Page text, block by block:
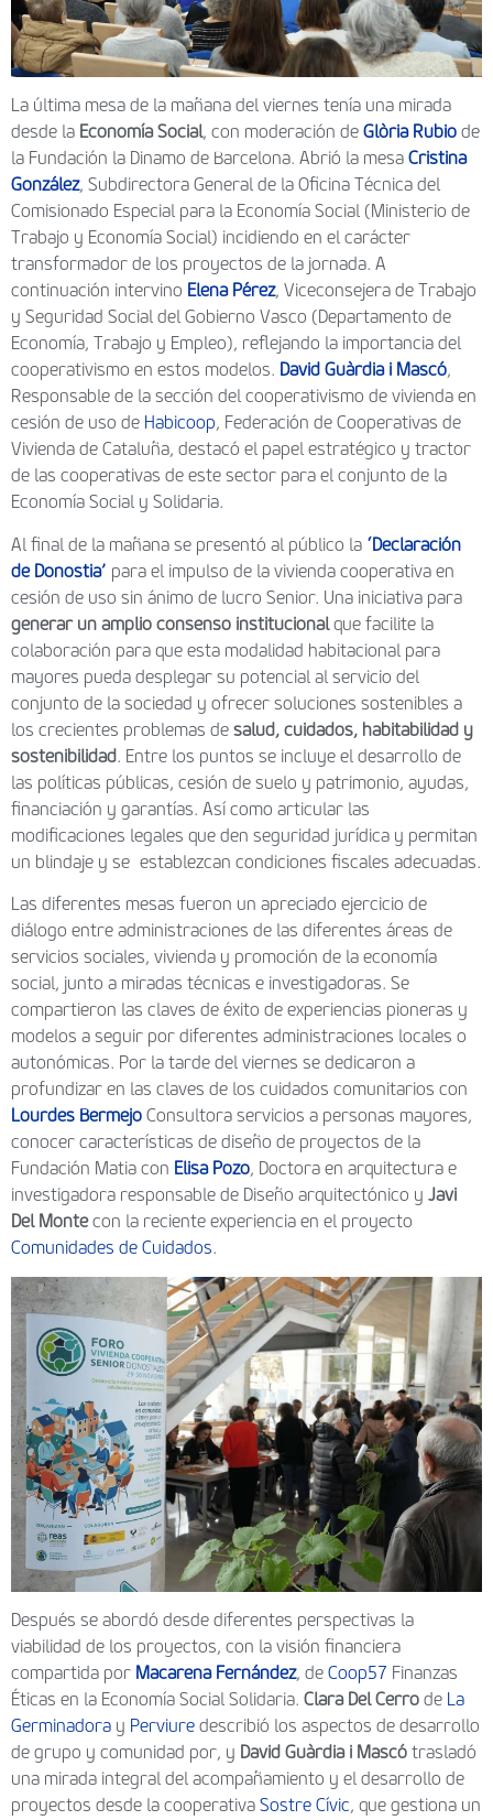
La última mesa de la mañana del viernes tenía una mirada
desde la Economía Social, con moderación de Glòria Rubio de
la Fundación la Dinamo de Barcelona. Abrió la mesa Cristina
González, Subdirectora General de la Oficina Técnica del
Comisionado Especial para la Economía Social (Ministerio de
Trabajo y Economía Social) incidiendo en el carácter
transformador de los proyectos de la jornada. A
continuación intervino Elena Pérez, Viceconsejera de Trabajo
y Seguridad Social del Gobierno Vasco (Departamento de
Economía, Trabajo y Empleo), reflejando la importancia del
cooperativismo en estos modelos. David Guàrdia i Mascó,
Responsable de la sección del cooperativismo de vivienda en
cesión de uso de Habicoop, Federación de Cooperativas de
Vivienda de Cataluña, destacó el papel estratégico y tractor
de las cooperativas de este sector para el conjunto de la
Economía Social y Solidaria.
Al final de la mañana se presentó al público la ‘Declaración
de Donostia’ para el impulso de la vivienda cooperativa en
cesión de uso sin ánimo de lucro Senior. Una iniciativa para
generar un amplio consenso institucionalque facilite la
colaboración para que esta modalidad habitacional para
mayores pueda desplegar su potencial al servicio del
conjunto de la sociedad y ofrecer soluciones sostenibles a
los crecientes problemas de salud, cuidados, habitabilidad y
sostenibilidad. Entre los puntos se incluye el desarrollo de
las políticas públicas, cesión de suelo y patrimonio, ayudas,
financiación y garantías. Así como articular las
modificaciones legales que den seguridad jurídica y permitan
un blindaje y se establezcan condiciones fiscales adecuadas.
Las diferentes mesas fueron un apreciado ejercicio de
diálogo entre administraciones de las diferentes áreas de
servicios sociales, vivienda y promoción de la economía
social, junto a miradas técnicas e investigadoras. Se
compartieron las claves de éxito de experiencias pioneras y
modelos a seguir por diferentes administraciones locales o
autonómicas. Por la tarde del viernes se dedicaron a
profundizar en las claves de los cuidados comunitarios con
Lourdes Bermejo Consultora servicios a personas mayores,
conocer características de diseño de proyectos de la
Fundación Matia con Elisa Pozo, Doctora en arquitectura e
investigadora responsable de Diseño arquitectónico y Javi
Del Montecon la reciente experiencia en el proyecto
Comunidades de Cuidados.
Después se abordó desde diferentes perspectivas la
viabilidad de los proyectos, con la visión financiera
compartida por Macarena Fernández, de Coop57 Finanzas
Éticas en la Economía Social Solidaria. Clara Del Cerro de La
Germinadora y Perviure describió los aspectos de desarrollo
de grupo y comunidad por, y David Guàrdia i Mascó trasladó
una mirada integral del acompañamiento y el desarrollo de
proyectos desde la cooperativa Sostre Cívic, que gestiona un